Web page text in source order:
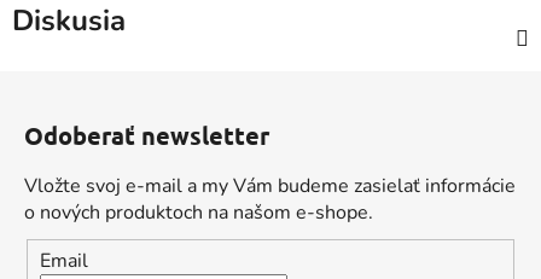
Diskusia
Odoberať newsletter
Vložte svoj e-mail a my Vám budeme zasielať informácie
o nových produktoch na našom e-shope.
Email